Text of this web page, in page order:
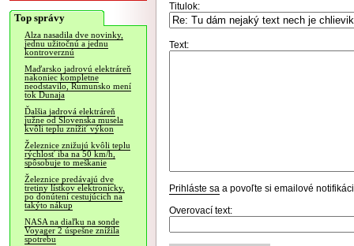
Top správy
Alza nasadila dve novinky,
jednu užitočnú a jednu
kontroverznú
Maďarsko jadrovú elektráreň
nakoniec kompletne
neodstavilo, Rumunsko mení
tok Dunaja
Ďalšia jadrová elektráreň
južne od Slovenska musela
kvôli teplu znížiť výkon
Železnice znižujú kvôli teplu
rýchlosť iba na 50 km/h,
spôsobuje to meškanie
Železnice predávajú dve
tretiny lístkov elektronicky,
po donútení cestujúcich na
takýto nákup
NASA na diaľku na sonde
Voyager 2 úspešne znížila
spotrebu
Titulok:
Text:
Prihláste sa a povoľte si emailové
Overovací text: